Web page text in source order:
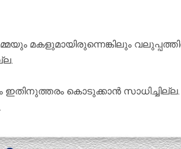
മകളുമായിരുന്നെങ്കിലും
ഇതിനുത്തരം കൊടുക്കാന്‍